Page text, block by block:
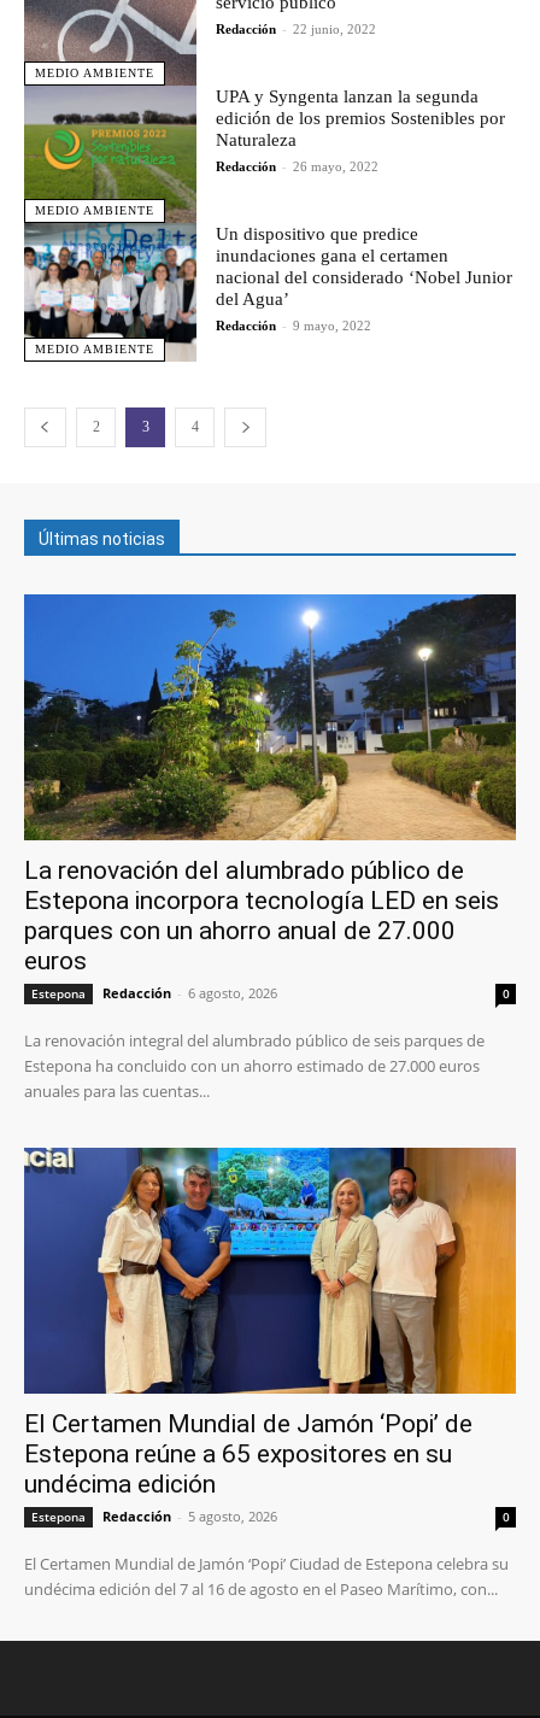
MEDIO AMBIENTE
Redacción - 22 junio, 2022
MEDIO AMBIENTE
UPA y Syngenta lanzan la segunda
edición de los premios Sostenibles por
Naturaleza
Redacción - 26 mayo, 2022
MEDIO AMBIENTE
Un dispositivo que predice
inundaciones gana el certamen
nacional del considerado ‘Nobel Junior
del Agua’
Redacción - 9 mayo, 2022
2 3 4
Últimas noticias
La renovación del alumbrado público de
Estepona incorpora tecnología LED en seis
parques con un ahorro anual de 27.000
euros
Estepona Redacción - 6 agosto, 2026 0
La renovación integral del alumbrado público de seis parques de
Estepona ha concluido con un ahorro estimado de 27.000 euros
anuales para las cuentas...
El Certamen Mundial de Jamón ‘Popi’ de
Estepona reúne a 65 expositores en su
undécima edición
Estepona Redacción - 5 agosto, 2026 0
El Certamen Mundial de Jamón ‘Popi’ Ciudad de Estepona celebra su
undécima edición del 7 al 16 de agosto en el Paseo Marítimo, con...